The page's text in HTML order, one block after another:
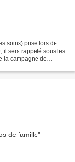
soins) prise lors de
il sera rappelé sous les
la campagne de